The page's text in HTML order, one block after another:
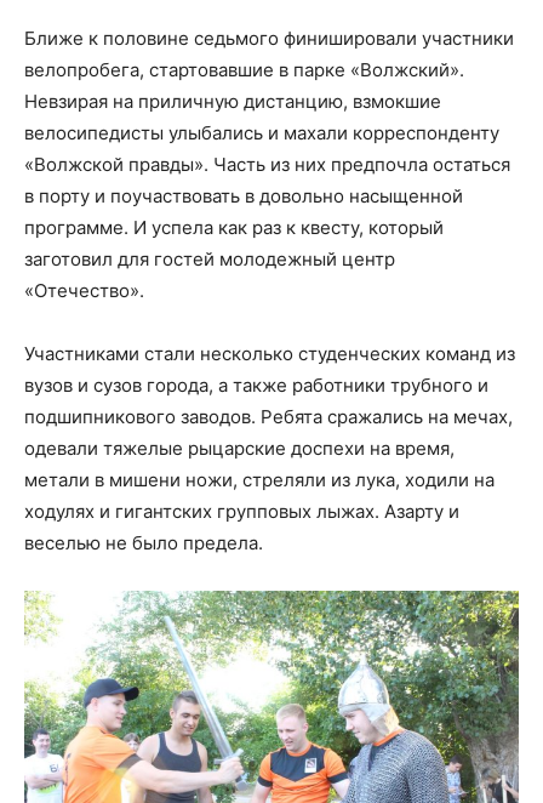
Ближе к половине седьмого финишировали участники
велопробега, стартовавшие в парке «Волжский».
Невзирая на приличную дистанцию, взмокшие
велосипедисты улыбались и махали корреспонденту
«Волжской правды». Часть из них предпочла остаться
в порту и поучаствовать в довольно насыщенной
программе. И успела как раз к квесту, который
заготовил для гостей молодежный центр
«Отечество».
Участниками стали несколько студенческих команд из
вузов и сузов города, а также работники трубного и
подшипникового заводов. Ребята сражались на мечах,
одевали тяжелые рыцарские доспехи на время,
метали в мишени ножи, стреляли из лука, ходили на
ходулях и гигантских групповых лыжах. Азарту и
веселью не было предела.